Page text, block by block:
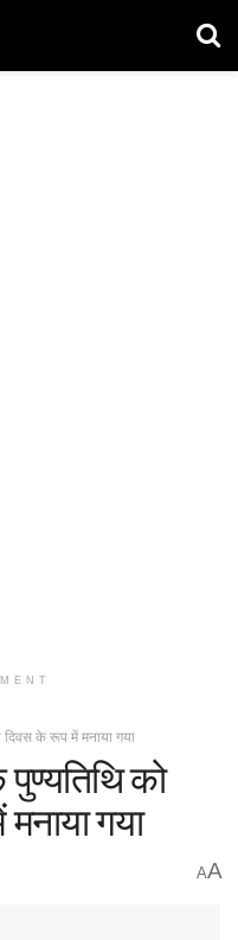
दिवस के रूप में मनाया गया
पुण्यतिथि को
गया
AA